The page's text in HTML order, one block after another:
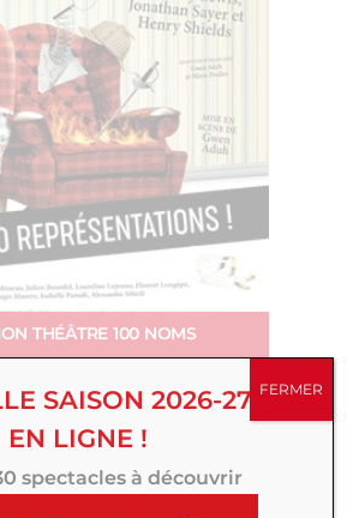
THÉÂTRE 100 NOMS
Les faux british
SAISON 2026-27 EST
EN LIGNE !
spectacles à découvrir
FERMER